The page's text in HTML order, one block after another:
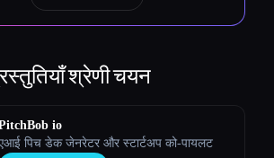
श्रेणी चयन
io
पिच डेक जेनरेटर और स्टार्टअप को-पायलट